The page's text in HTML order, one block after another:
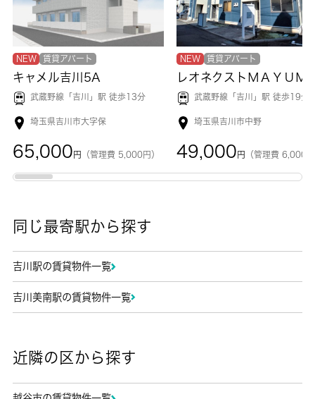
NEW 賃貸アパート
キャメル吉川5A
武蔵野線「 吉川 」駅 徒歩13分
埼玉県吉川市大字保
65,000 円 （管理費 5,000円）
NEW 賃貸アパート
レオネクストＭＡＹＵＭ
武蔵野線「 吉川 」駅 徒歩19分
埼玉県吉川市中野
49,000 円 （管理費 6,000
同じ最寄駅から探す
吉川駅の賃貸物件一覧
吉川美南駅の賃貸物件一覧
近隣の区から探す